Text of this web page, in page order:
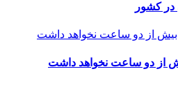
در کشور
از دو ساعت نخواهد داشت